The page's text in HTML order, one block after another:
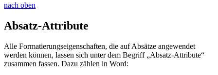
nach oben
Absatz-Attribute
Alle Formatierungseigenschaften, die auf Absätze angewendet
werden können, lassen sich unter dem Begriff „Absatz-Attribute“
zusammen fassen. Dazu zählen in Word: